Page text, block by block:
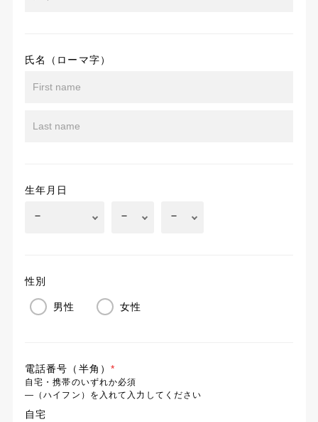
氏名（ローマ字）
生年月日
性別
男性 女性
電話番号（半角） *
自宅・携帯のいずれか必須
―（ハイフン）を入れて入力してください
自宅